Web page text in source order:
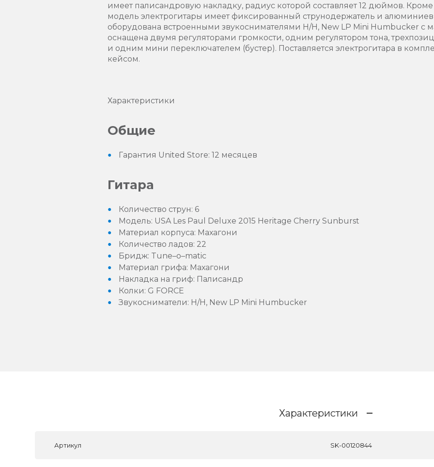
имеет палисандровую накладку, радиус которой составляет 12 дюймов. Кроме
модель электрогитары имеет фиксированный струнодержатель и
оборудована встроенными звукоснимателями H/H, New LP Mini Humbucker с
оснащена двумя регуляторами громкости, одним регулятором тона,
и одним мини переключателем (бустер). Поставляется электрогитара в
кейсом.
Характеристики
Общие
Гарантия United Store: 12 месяцев
Гитара
Количество струн: 6
Модель: USA Les Paul Deluxe 2015 Heritage Cherry Sunburst
Материал корпуса: Махагони
Количество ладов: 22
Бридж: Tune–o–matic
Материал грифа: Махагони
Накладка на гриф: Палисандр
Колки: G FORCE
Звукосниматели: H/H, New LP Mini Humbucker
Характеристики
Артикул SK-00120844